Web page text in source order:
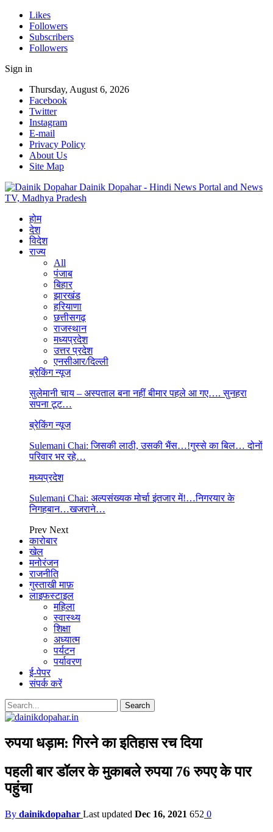
Likes
Followers
Subscribers
Followers
Sign in
Thursday, August 6, 2026
Facebook
Twitter
Instagram
E-mail
Privacy Policy
About Us
Site Map
Dainik Dopahar - Hindi News Portal and News
TV, Madhya Pradesh
होम
देश
विदेश
राज्य
All
पंजाब
बिहार
झारखंड
हरियाणा
छत्तीसगढ़
राजस्थान
मध्यप्रदेश
उत्तर प्रदेश
एनसीआर/दिल्ली
ब्रेकिंग न्यूज
सुलेमानी चाय – अस्पताल बना नहीं बीमार पहले आ गए…. सुनहरा
सपना टूट…
ब्रेकिंग न्यूज
Sulemani Chai: जिसकी लाठी, उसकी भैंस…!गुस्से का बिल… दोनों
परिवार भर रहे…
मध्यप्रदेश
Sulemani Chai: अल्पसंख्यक मोर्चा इंतजार में!…निगरयार के
निगहबान…खजराने…
Prev Next
कारोबार
खेल
मनोरंजन
राजनीति
गुस्ताखी माफ़
लाइफस्टाइल
महिला
स्वास्थ्य
शिक्षा
अध्यात्म
पर्यटन
पर्यावरण
ई-पेपर
संपर्क करें
रुपया धड़ाम: गिरने का इतिहास रच दिया
पहली बार डॉलर के मुकाबले रुपया 76 रुपए के पार
पहुंचा
By dainikdopahar Last updated Dec 16, 2021 652 0